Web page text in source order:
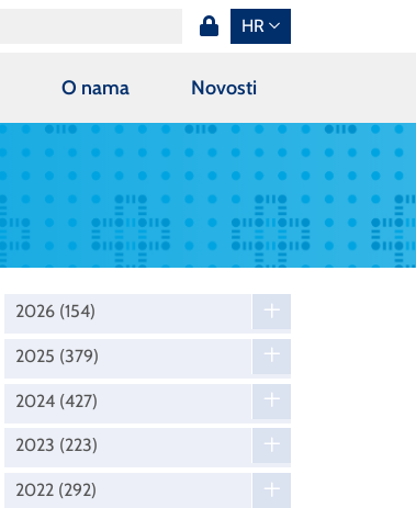
HR
O nama Novosti
2026 (154)
2025 (379)
2024 (427)
2023 (223)
2022 (292)